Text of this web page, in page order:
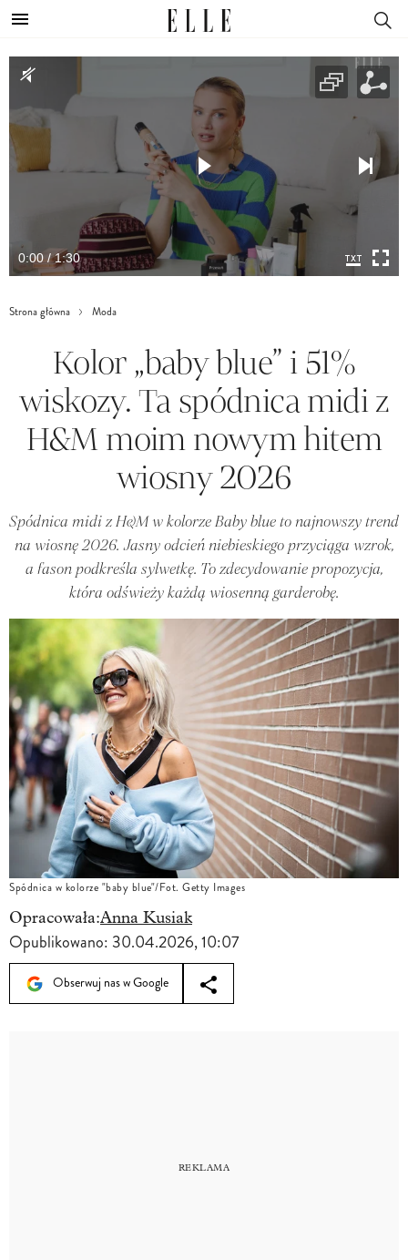
0:00 / 1:30
Strona główna Moda
Kolor „baby blue” i 51%
wiskozy. Ta spódnica midi z
H&M moim nowym hitem
wiosny 2026
Spódnica midi z H&M w kolorze Baby blue to najnowszy trend
na wiosnę 2026. Jasny odcień niebieskiego przyciąga wzrok,
a fason podkreśla sylwetkę. To zdecydowanie propozycja,
która odświeży każdą wiosenną garderobę.
Spódnica w kolorze "baby blue"/Fot. Getty Images
Opracowała:Anna Kusiak
Opublikowano: 30.04.2026, 10:07
Obserwuj nas w Google